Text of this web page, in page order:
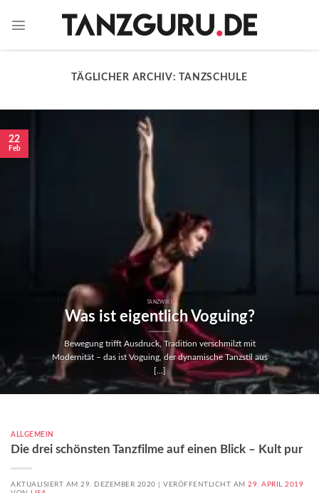
TÄGLICHER ARCHIV:TANZSCHULE
TANZWIKI
Was ist eigentlich Voguing?
Bewegung trifft Ausdruck, Tradition verschmilzt mit
Modernität – das ist Voguing, der dynamische Tanzstil aus
[...]
22
Feb
ALLGEMEIN
Die drei schönsten Tanzfilme auf einen Blick – Kult pur
AKTUALISIERT AM 29. DEZEMBER 2020 |VERÖFFENTLICHT AM29. APRIL 2019